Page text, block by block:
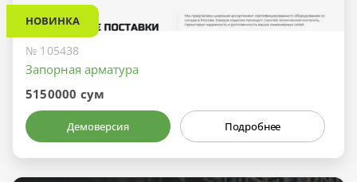
НОВИНКА
№ 105438
Запорная арматура
5150000 сум
Демоверсия Подробнее